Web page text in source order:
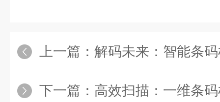
上一篇： 解码未来：智能条
下一篇： 高效扫描：一维条码检测仪